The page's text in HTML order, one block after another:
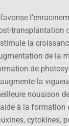
transplantation
la
de la
de
la
nouaison
à la formation
cytokines,